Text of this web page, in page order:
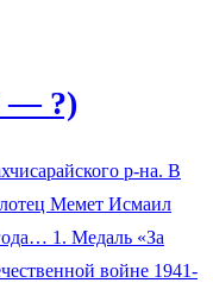
— ?)
р-на. В
Мемет Исмаил
1. Медаль «За
войне 1941-